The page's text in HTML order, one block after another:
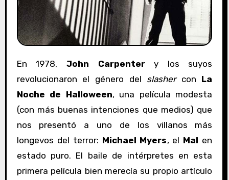
En 1978, John Carpentery los suyos
revolucionaron el género del slashercon La
Noche de Halloween, una película modesta
(con más buenas intenciones que medios) que
nos presentó a uno de los villanos más
longevos del terror: Michael Myers, el Mal en
estado puro. El baile de intérpretes en esta
primera película bien merecía su propio artículo